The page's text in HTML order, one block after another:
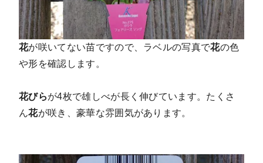
花が咲いてない苗ですので、ラベルの写真で花の色
や形を確認します。
花びらが4枚で雄しべが長く伸びています。たくさ
ん花が咲き、豪華な雰囲気があります。